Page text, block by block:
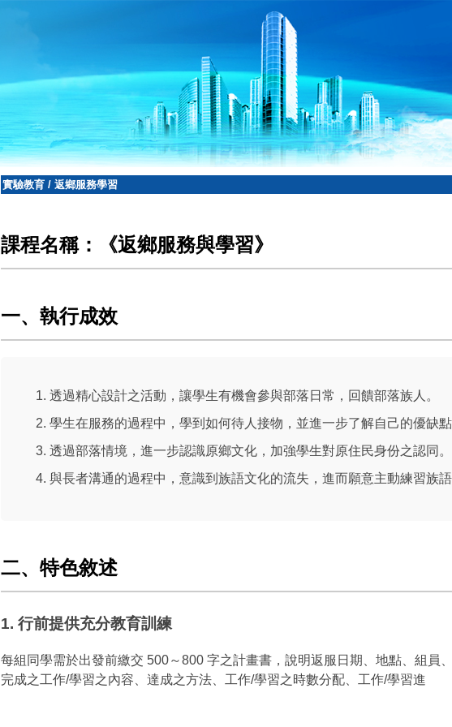
實驗教育 / 返鄉服務學習
課程名稱：《返鄉服務與學習》
一、執行成效
透過精心設計之活動，讓學生有機會參與部落日常，回饋部落族人。
學生在服務的過程中，學到如何待人接物，並進一步了解自己的優缺點
透過部落情境，進一步認識原鄉文化，加強學生對原住民身份之認同。
與長者溝通的過程中，意識到族語文化的流失，進而願意主動練習族語
二、特色敘述
1. 行前提供充分教育訓練
每組同學需於出發前繳交 500～800 字之計畫書，說明返服日期、地點、組員
完成之工作/學習之內容、達成之方法、工作/學習之時數分配、工作/學習進